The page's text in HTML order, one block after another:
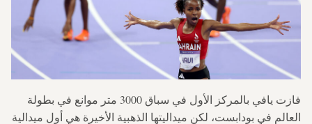
فازت يافي بالمركز الأول في سباق 3000 متر موانع في بطولة
العالم في بودابست، لكن ميداليتها الذهبية الأخيرة هي أول ميدالية